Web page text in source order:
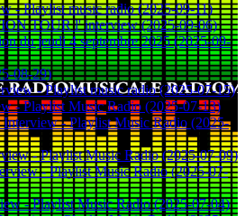
- Playlist music radio (2025-09-11)
TOUR l' interview (2025-09-06)
du jeudi 4 septembre 2025 (2025-09-
08-29)
- Playlist music radio (2025-07-15)
- Playlist Music Radio (2025-07-13)
Interview - Playlist Music Radio (2025-
- Playlist Music Radio (2025-07-09)
- Playlist Music Radio (2025-07-
- Playlist Music Radio (2025-07-04)